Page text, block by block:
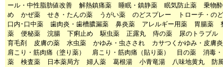
ール・中性脂肪値改善
解熱鎮痛薬 睡眠・鎮静薬 眠気防止薬
乗物
め
かぜ薬 せき・たんの薬 うがい薬 のどスプレー
トローチ・の
口内･口中薬
歯肉炎・歯槽膿漏薬 鼻炎薬 アレルギー用薬 胃腸薬
薬
便秘薬 浣腸 下痢止め 駆虫薬 正露丸 痔の薬
尿のトラブル
育毛剤
皮膚の薬 水虫薬 かゆみ・虫さされ
カサつくかゆみ・皮膚
肩こり・筋肉痛（塗り薬）
肩こり・筋肉痛（貼り薬） 目の薬
消毒
薬
検査薬 日本薬局方 婦人薬 葛根湯 小青竜湯 八味地黄丸
防